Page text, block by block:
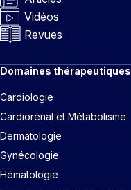
Vidéos
Revues
Domaines thérapeutiques
Cardiologie
Cardiorénal et Métabolisme
Dermatologie
Gynécologie
Hématologie